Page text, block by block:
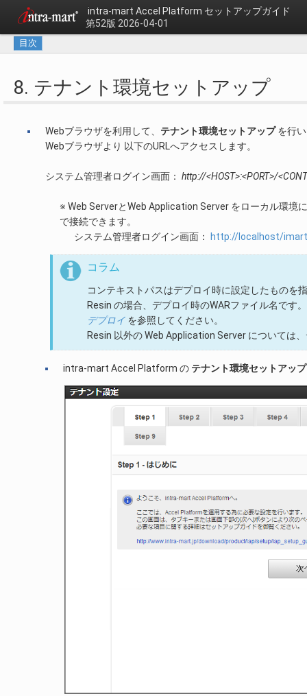
intra-mart Accel Platform セットアップガイド
第52版 2026-04-01
目次
8. テナント環境セットアップ
Webブラウザを利用して、 テナント環境セットアップを行
Webブラウザより 以下のURLへアクセスします。
システム管理者ログイン画面： http://<HOST>:<PORT>/
※ Web ServerとWeb Application Server をローカル環境
で接続できます。
システム管理者ログイン画面：
http://localhost/
コラム
コンテキストパスはデプロイ時に設定したものを
Resin の場合、デプロイ時のWARファイル名です。
デプロイを参照してください。
Resin 以外の Web Application Server については
intra-mart Accel Platform の テナント環境セットアップ